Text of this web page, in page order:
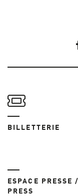
BILLETTERIE
ESPACE PRESSE /
PRESS